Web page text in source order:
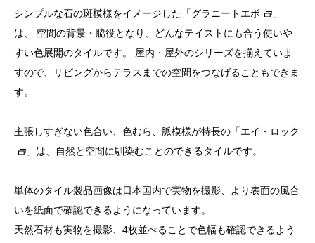
シンプルな石の斑模様をイメージした「グラニートエボ
」
は、 空間の背景・脇役となり、どんなテイストにも合う使いや
すい色展開のタイルです。 屋内・屋外のシリーズを揃えていま
すので、リビングからテラスまでの空間をつなげることもできま
す。
主張しすぎない色合い、色むら、脈模様が特長の「エイ・ロック
」は、自然と空間に馴染むことのできるタイルです。
単体のタイル製品画像は日本国内で実物を撮影、より表面の風合
いを紙面で確認できるようになっています。
天然石材も実物を撮影、4枚並べることで色幅も確認できるよう